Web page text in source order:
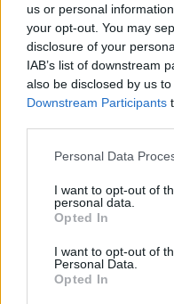
us or personal
your opt-out. You may
disclosure of your
IAB’s list of downstream
also be disclosed by us
Downstream Participants
Personal Data
I want to opt-out of
personal data.
Opted In
I want to opt-out of
Personal Data.
Opted In
3
Finnairin
jatkossa
matkustajille